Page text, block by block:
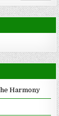
Harmony